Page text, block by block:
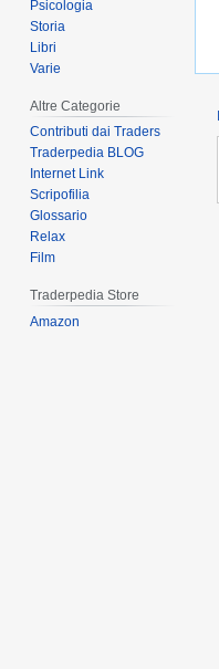
Psicologia
Storia
Libri
Varie
Altre Categorie
Contributi dai Traders
Traderpedia BLOG
Internet Link
Scripofilia
Glossario
Relax
Film
Traderpedia Store
Amazon